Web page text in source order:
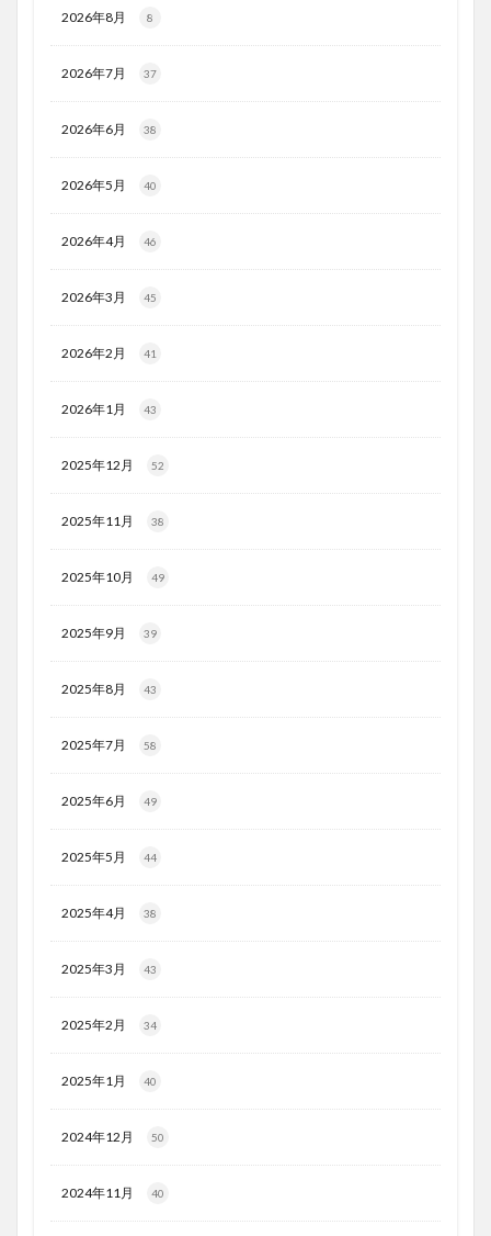
2026年8月 8
2026年7月 37
2026年6月 38
2026年5月 40
2026年4月 46
2026年3月 45
2026年2月 41
2026年1月 43
2025年12月 52
2025年11月 38
2025年10月 49
2025年9月 39
2025年8月 43
2025年7月 58
2025年6月 49
2025年5月 44
2025年4月 38
2025年3月 43
2025年2月 34
2025年1月 40
2024年12月 50
2024年11月 40